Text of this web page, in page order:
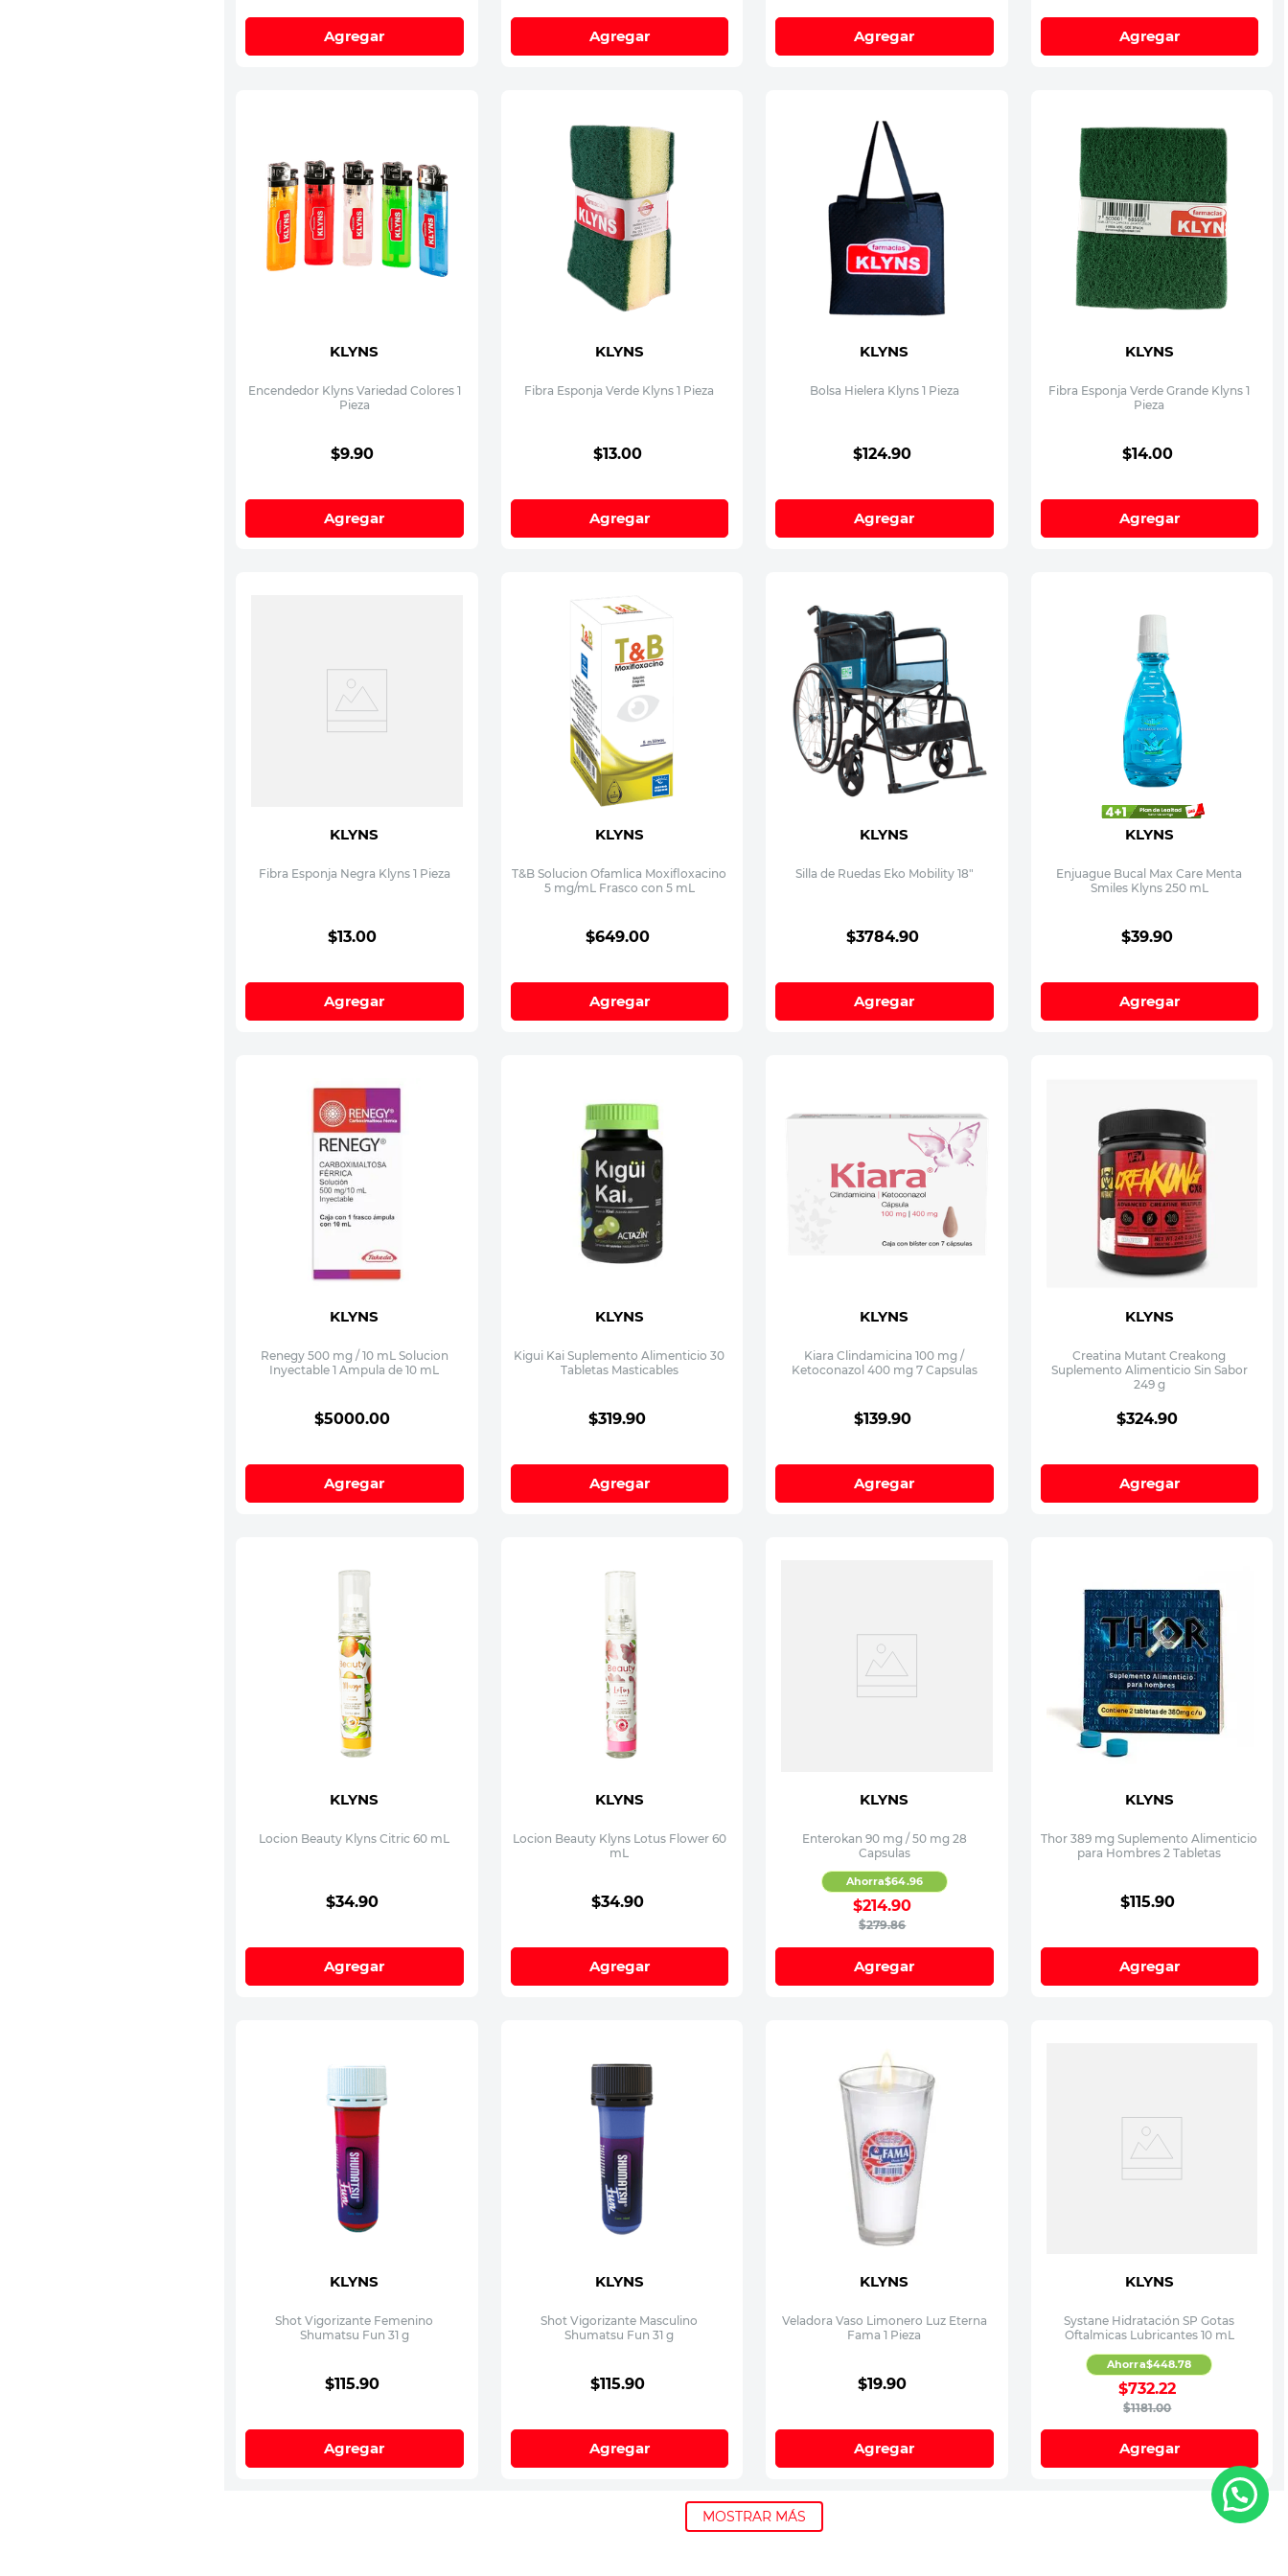
Agregar Agregar Agregar Agregar
KLYNS
Encendedor Klyns Variedad Colores 1
Pieza
$9.90
Agregar
KLYNS
Fibra Esponja Verde Klyns 1 Pieza
$13.00
Agregar
KLYNS
Bolsa Hielera Klyns 1 Pieza
$124.90
Agregar
KLYNS
Fibra Esponja Verde Grande Klyns 1
Pieza
$14.00
Agregar
KLYNS
Fibra Esponja Negra Klyns 1 Pieza
$13.00
Agregar
KLYNS
T&B Solucion Ofamlica Moxifloxacino
5 mg/mL Frasco con 5 mL
$649.00
Agregar
KLYNS
Silla de Ruedas Eko Mobility 18"
$3784.90
Agregar
KLYNS
Enjuague Bucal Max Care Menta
Smiles Klyns 250 mL
$39.90
Agregar
KLYNS
Renegy 500 mg / 10 mL Solucion
Inyectable 1 Ampula de 10 mL
$5000.00
Agregar
KLYNS
Kigui Kai Suplemento Alimenticio 30
Tabletas Masticables
$319.90
Agregar
KLYNS
Kiara Clindamicina 100 mg /
Ketoconazol 400 mg 7 Capsulas
$139.90
Agregar
KLYNS
Creatina Mutant Creakong
Suplemento Alimenticio Sin Sabor
249 g
$324.90
Agregar
KLYNS
Locion Beauty Klyns Citric 60 mL
$34.90
Agregar
KLYNS
Locion Beauty Klyns Lotus Flower 60
mL
$34.90
Agregar
KLYNS
Enterokan 90 mg / 50 mg 28
Capsulas
$279.86
$214.90
Ahorra$64.96
Agregar
KLYNS
Thor 389 mg Suplemento Alimenticio
para Hombres 2 Tabletas
$115.90
Agregar
KLYNS
Shot Vigorizante Femenino
Shumatsu Fun 31 g
$115.90
Agregar
KLYNS
Shot Vigorizante Masculino
Shumatsu Fun 31 g
$115.90
Agregar
KLYNS
Veladora Vaso Limonero Luz Eterna
Fama 1 Pieza
$19.90
Agregar
KLYNS
Systane Hidratación SP Gotas
Oftalmicas Lubricantes 10 mL
$1181.00
$732.22
Ahorra$448.78
Agregar
MOSTRAR MÁS